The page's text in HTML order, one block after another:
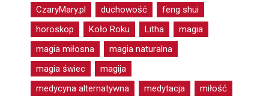
CzaryMary.pl
duchowość
feng shui
horoskop
Koło Roku Litha
magia
magia miłosna
magia naturalna
magia świec
magija
medycyna alternatywna
medytacja
miłość